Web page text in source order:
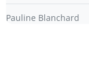
Pauline Blanchard